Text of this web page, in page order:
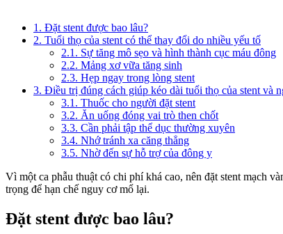
1. Đặt stent được bao lâu?
2. Tuổi thọ của stent có thể thay đổi do nhiều yếu tố
2.1. Sự tăng mô sẹo và hình thành cục máu đông
2.2. Mảng xơ vữa tăng sinh
2.3. Hẹp ngay trong lòng stent
3. Điều trị đúng cách giúp kéo dài tuổi thọ của stent và
3.1. Thuốc cho người đặt stent
3.2. Ăn uống đóng vai trò then chốt
3.3. Cần phải tập thể dục thường xuyên
3.4. Nhớ tránh xa căng thẳng
3.5. Nhờ đến sự hỗ trợ của đông y
Vì một ca phẫu thuật có chi phí khá cao, nên đặt stent mạch
trọng để hạn chế nguy cơ mổ lại.
Đặt stent được bao lâu?